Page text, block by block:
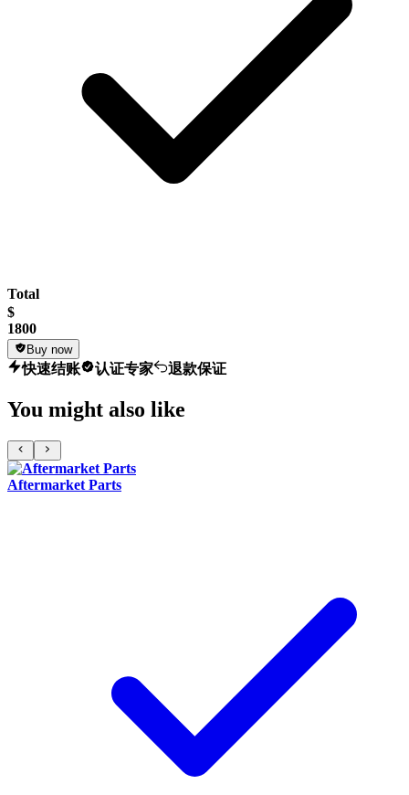
Total
$
1800
Buy now
快速结账 认证专家 退款保证
You might also like
Aftermarket Parts